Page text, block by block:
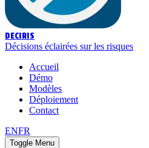
DECIRIS
Décisions éclairées sur les risques
Accueil
Démo
Modèles
Déploiement
Contact
ENFR
Toggle Menu